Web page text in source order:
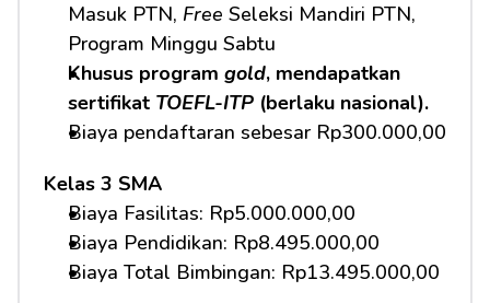
Masuk PTN, Free Seleksi Mandiri PTN,
Program Minggu Sabtu
Khusus program gold, mendapatkan
sertifikat TOEFL-ITP (berlaku nasional).
Biaya pendaftaran sebesar Rp300.000,00
Kelas 3 SMA
Biaya Fasilitas: Rp5.000.000,00
Biaya Pendidikan: Rp8.495.000,00
Biaya Total Bimbingan: Rp13.495.000,00